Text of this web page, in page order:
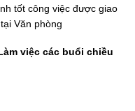
tốt công việc được giao
Văn phòng
việc các buổi chiều